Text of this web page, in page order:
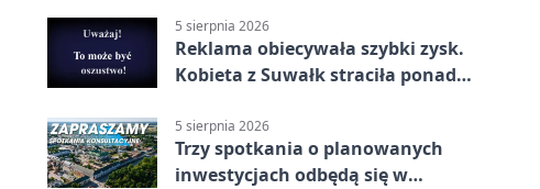
5 sierpnia 2026
Reklama obiecywała szybki zysk.
Kobieta z Suwałk straciła ponad
5 sierpnia 2026
Trzy spotkania o planowanych
inwestycjach odbędą się w